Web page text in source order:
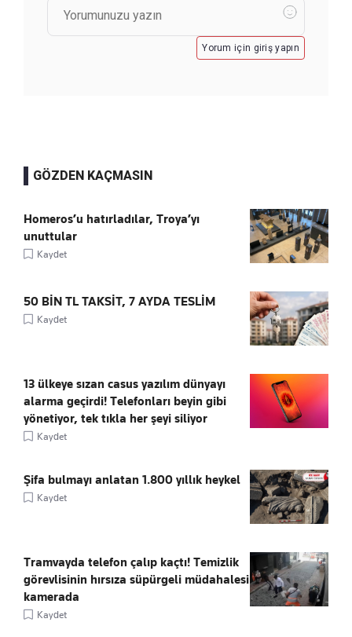
Yorum için giriş yapın
GÖZDEN KAÇMASIN
Homeros’u hatırladılar, Troya’yı
unuttular
Kaydet
50 BİN TL TAKSİT, 7 AYDA TESLİM
Kaydet
13 ülkeye sızan casus yazılım dünyayı
alarma geçirdi! Telefonları beyin gibi
yönetiyor, tek tıkla her şeyi siliyor
Kaydet
Şifa bulmayı anlatan 1.800 yıllık heykel
Kaydet
Tramvayda telefon çalıp kaçtı! Temizlik
görevlisinin hırsıza süpürgeli müdahalesi
kamerada
Kaydet